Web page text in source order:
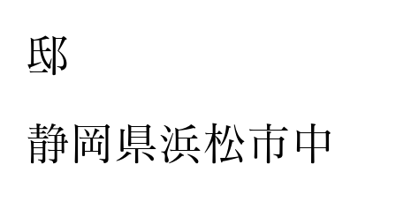
邸
静岡県浜松市中